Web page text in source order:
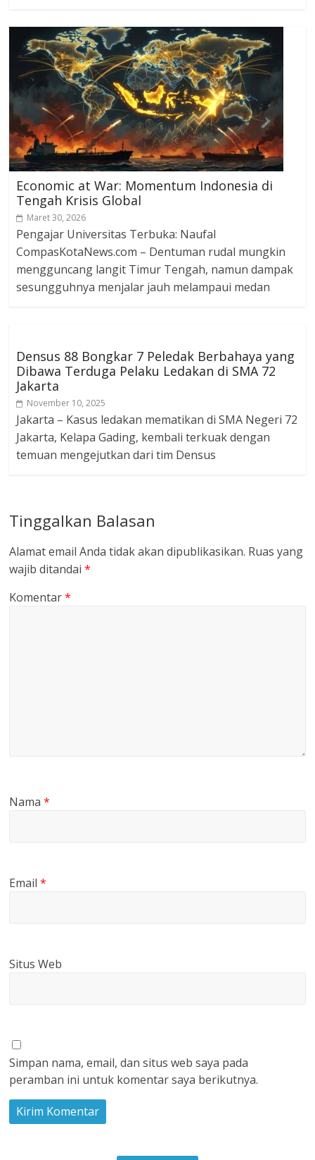
Economic at War: Momentum Indonesia di
Tengah Krisis Global
Maret 30, 2026
Pengajar Universitas Terbuka: Naufal
CompasKotaNews.com – Dentuman rudal mungkin
mengguncang langit Timur Tengah, namun dampak
sesungguhnya menjalar jauh melampaui medan
Densus 88 Bongkar 7 Peledak Berbahaya yang
Dibawa Terduga Pelaku Ledakan di SMA 72
Jakarta
November 10, 2025
Jakarta – Kasus ledakan mematikan di SMA Negeri 72
Jakarta, Kelapa Gading, kembali terkuak dengan
temuan mengejutkan dari tim Densus
Tinggalkan Balasan
Alamat email Anda tidak akan dipublikasikan. Ruas yang
wajib ditandai*
Komentar*
Nama*
Email*
Situs Web
Simpan nama, email, dan situs web saya pada
peramban ini untuk komentar saya berikutnya.